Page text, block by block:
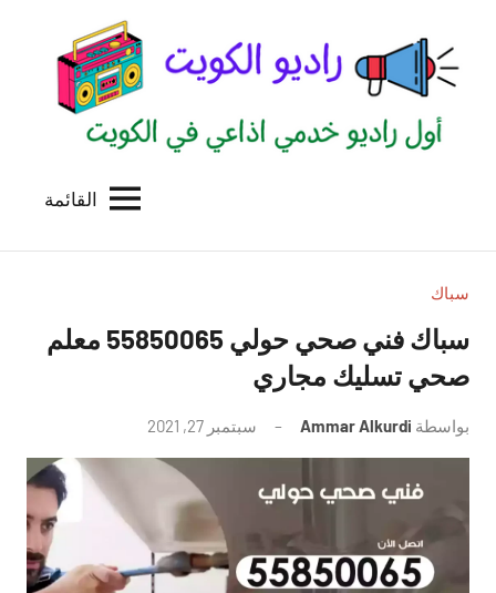
المحتوى
الكويت
للاعلانات
بالكويت
القائمة
سباك
سباك فني صحي حولي 55850065 معلم
صحي تسليك مجاري
بواسطة Ammar Alkurdi سبتمبر 27, 2021
توجد
تعليقات